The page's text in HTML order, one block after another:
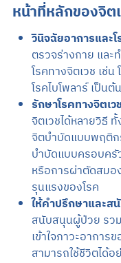
หน้าที่หลักของจิ
วินิจฉัยอาการและ
ตรวจร่างกาย แล
โรคทางจิตเวช เช่
โรคไบโพลาร์ เป็นต้น
รักษาโรคทางจิตเว
จิตเวชได้หลายวิธี
จิตบำบัดแบบพฤติ
บำบัดแบบครอบครั
หรือการผ่าตัดสมอ
รุนแรงของโรค
ให้คำปรึกษาและส
สนับสนุนผู้ป่วย รว
เข้าใจภาวะอาการ
สามารถใช้ชีวิตได้